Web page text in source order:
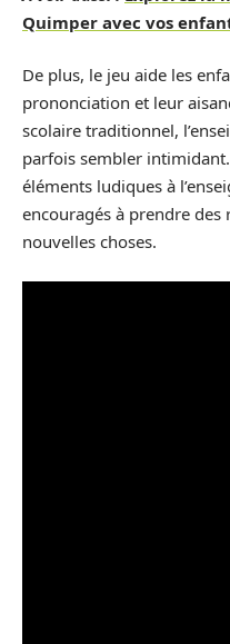
Quimper avec vos
De plus, le jeu aide les
prononciation et leur
scolaire traditionnel,
parfois sembler
éléments ludiques à
encouragés à prendre des
nouvelles choses.